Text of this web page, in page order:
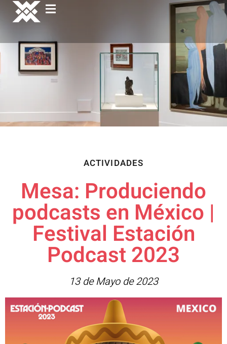
ACTIVIDADES
Mesa: Produciendo
podcasts en México​ ​|
Festival Estación
Podcast 2023
13 de Mayo de 2023